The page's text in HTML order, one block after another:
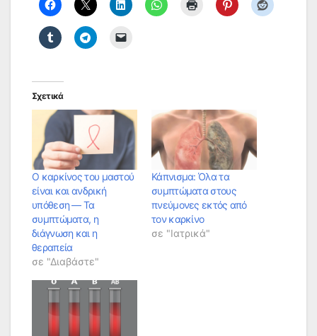
Σχετικά
Ο καρκίνος του μαστού
είναι και ανδρική
υπόθεση — Τα
συμπτώματα, η
διάγνωση και η
θεραπεία
σε "Διαβάστε"
Κάπνισμα: Όλα τα
συμπτώματα στους
πνεύμονες εκτός από
τον καρκίνο
σε "Ιατρικά"